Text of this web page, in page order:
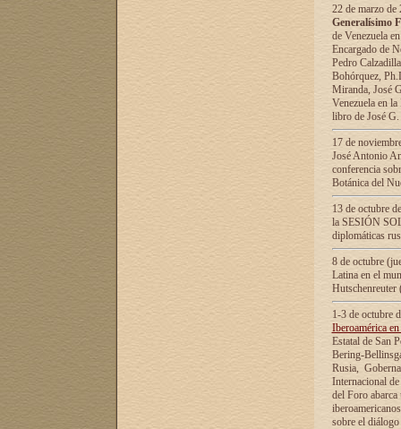
22 de marzo
Generalísimo
de Venezuela
Encargado de
Pedro
Bohórquez,
Miranda, José
Venezuela en
libro de José
17 de
José Antonio
conferencia
Botánica del
13 de octubre
la SESIÓN
diplomáticas
8 de octubre
Latina en el
1-3 de octubre
Iberoamérica
Estatal de San
Bering-
Rusia,
Internacional
del Foro
sobre el